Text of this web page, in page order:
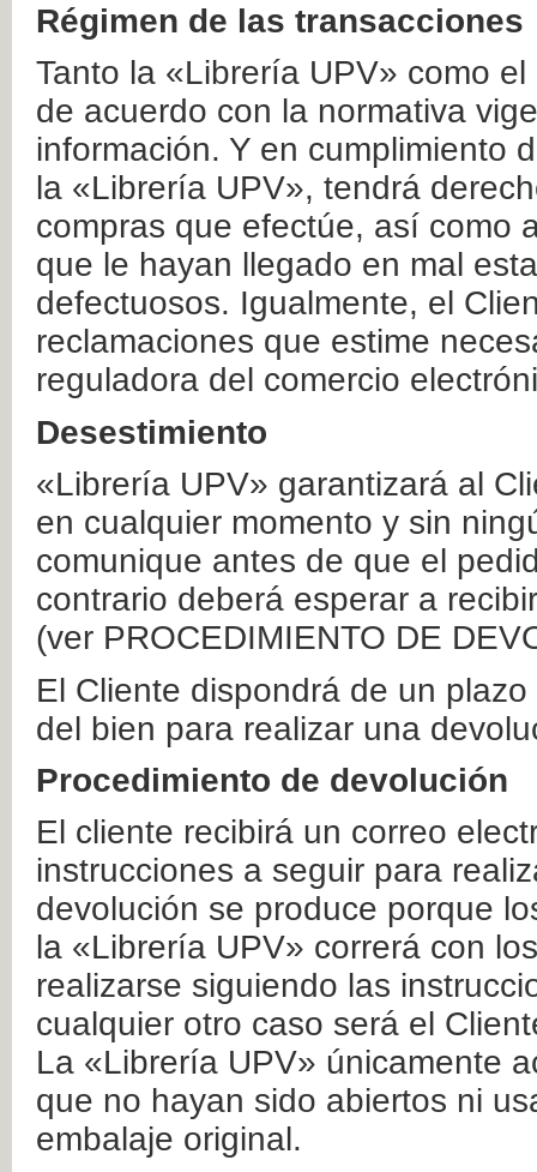
Régimen de las transacciones
Tanto la «Librería UPV» como
de acuerdo con la normativa
información. Y en cumplimiento
la «Librería UPV», tendrá
compras que efectúe, así como
que le hayan llegado en mal
defectuosos. Igualmente, el
reclamaciones que estime
reguladora del comercio
Desestimiento
«Librería UPV» garantizará al
en cualquier momento y sin
comunique antes de que el
contrario deberá esperar a
(ver PROCEDIMIENTO DE
El Cliente dispondrá de un
del bien para realizar una
Procedimiento de devolución
El cliente recibirá un correo
instrucciones a seguir para
devolución se produce porque
la «Librería UPV» correrá con
realizarse siguiendo las
cualquier otro caso será el
La «Librería UPV» únicamente
que no hayan sido abiertos ni
embalaje original.